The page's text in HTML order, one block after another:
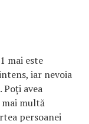
mai este
iar nevoia
Poți avea
mai multă
persoanei